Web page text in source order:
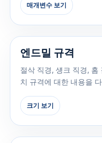
매개변수 보기
엔드밀 규격
절삭 직경, 섕크 직경, 홈
치 규격에 대한 내용을
크기 보기